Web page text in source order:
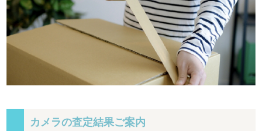
カメラの査定結果ご案内